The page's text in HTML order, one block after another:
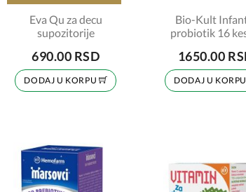
Eva Qu za decu
supozitorije
690.00 RSD
DODAJ U KORPU
Bio-Kult
probiotik 16
1650.00
DODAJ U KORPU